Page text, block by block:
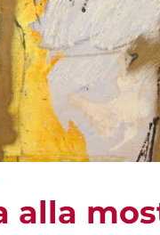
alla